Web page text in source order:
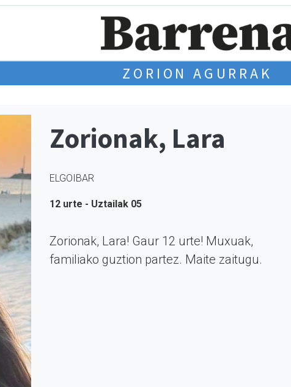
ZORION AGURRAK
Zorionak, Lara
ELGOIBAR
12 urte - Uztailak 05
Zorionak, Lara! Gaur 12 urte! Muxuak,
familiako guztion partez. Maite zaitugu.